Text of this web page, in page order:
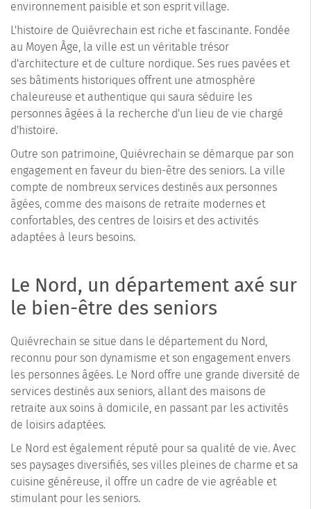
environnement paisible et son esprit village.
L'histoire de Quiévrechain est riche et fascinante. Fondée
au Moyen Âge, la ville est un véritable trésor
d'architecture et de culture nordique. Ses rues pavées et
ses bâtiments historiques offrent une atmosphère
chaleureuse et authentique qui saura séduire les
personnes âgées à la recherche d'un lieu de vie chargé
d'histoire.
Outre son patrimoine, Quiévrechain se démarque par son
engagement en faveur du bien-être des seniors. La ville
compte de nombreux services destinés aux personnes
âgées, comme des maisons de retraite modernes et
confortables, des centres de loisirs et des activités
adaptées à leurs besoins.
Le Nord, un département axé sur
le bien-être des seniors
Quiévrechain se situe dans le département du Nord,
reconnu pour son dynamisme et son engagement envers
les personnes âgées. Le Nord offre une grande diversité de
services destinés aux seniors, allant des maisons de
retraite aux soins à domicile, en passant par les activités
de loisirs adaptées.
Le Nord est également réputé pour sa qualité de vie. Avec
ses paysages diversifiés, ses villes pleines de charme et sa
cuisine généreuse, il offre un cadre de vie agréable et
stimulant pour les seniors.